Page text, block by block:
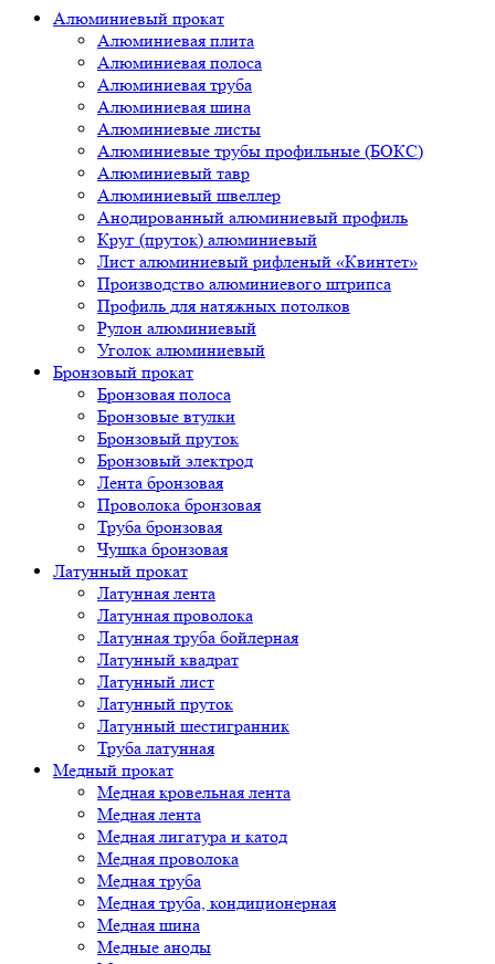
Алюминиевый прокат
Алюминиевая плита
Алюминиевая полоса
Алюминиевая труба
Алюминиевая шина
Алюминиевые листы
Алюминиевые трубы профильные (БОКС)
Алюминиевый тавр
Алюминиевый швеллер
Анодированный алюминиевый профиль
Круг (пруток) алюминиевый
Лист алюминиевый рифленый «Квинтет»
Производство алюминиевого штрипса
Профиль для натяжных потолков
Рулон алюминиевый
Уголок алюминиевый
Бронзовый прокат
Бронзовая полоса
Бронзовые втулки
Бронзовый пруток
Бронзовый электрод
Лента бронзовая
Проволока бронзовая
Труба бронзовая
Чушка бронзовая
Латунный прокат
Латунная лента
Латунная проволока
Латунная труба бойлерная
Латунный квадрат
Латунный лист
Латунный пруток
Латунный шестигранник
Труба латунная
Медный прокат
Медная кровельная лента
Медная лента
Медная лигатура и катод
Медная проволока
Медная труба
Медная труба, кондиционерная
Медная шина
Медные аноды